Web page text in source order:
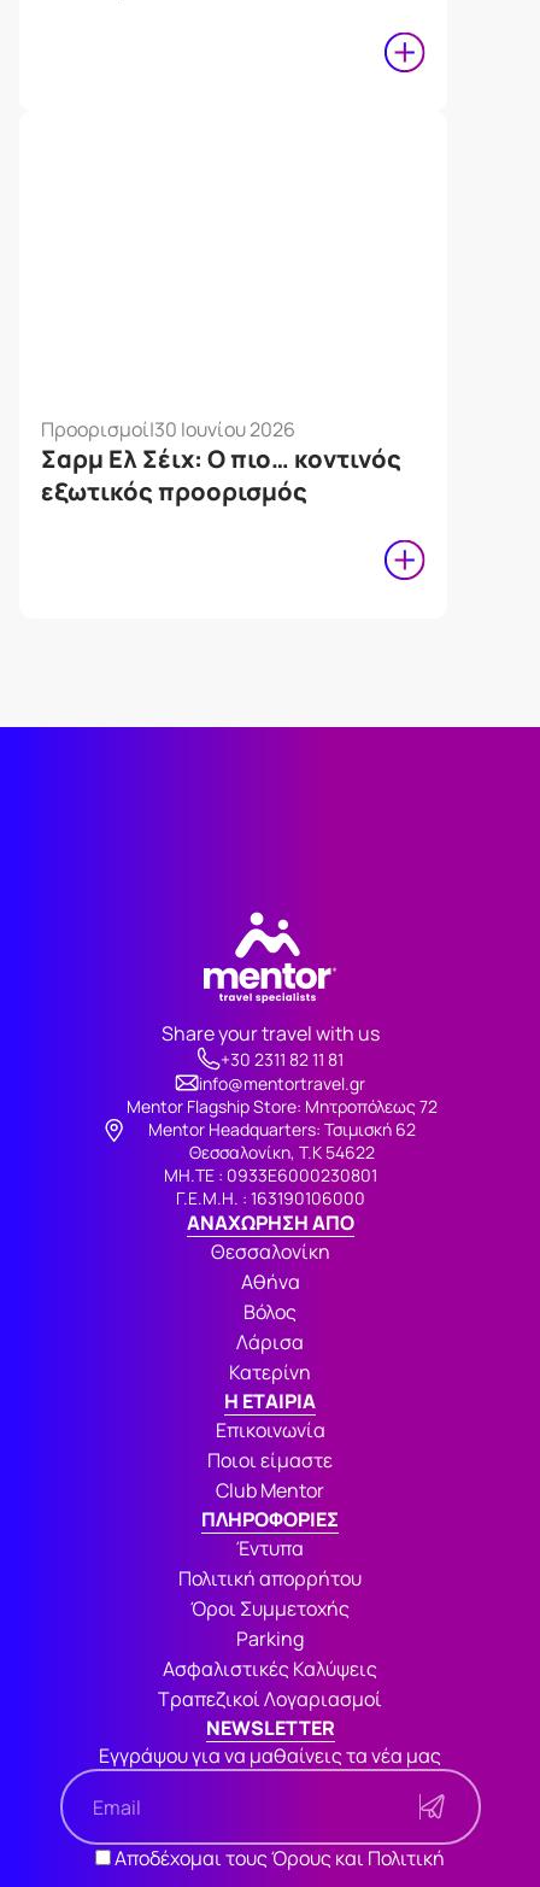
Προορισμοί|30 Ιουνίου 2026
Σαρμ Ελ Σέιχ: Ο πιο… κοντινός
εξωτικός προορισμός
Share your travel with us
+30 2311 82 11 81
info@mentortravel.gr
Mentor Flagship Store: Μητροπόλεως 72
Μentor Headquarters: Τσιμισκή 62
Θεσσαλονίκη, Τ.Κ 54622
ΜΗ.ΤΕ : 0933Ε6000230801
Γ.Ε.Μ.Η. : 163190106000
ΑΝΑΧΩΡΗΣΗ ΑΠΟ
Θεσσαλονίκη
Αθήνα
Βόλος
Λάρισα
Κατερίνη
Η ΕΤΑΙΡΙΑ
Επικοινωνία
Ποιοι είμαστε
Club Mentor
ΠΛΗΡΟΦΟΡΙΕΣ
Έντυπα
Πολιτική απορρήτου
Όροι Συμμετοχής
Parking
Ασφαλιστικές Καλύψεις
Τραπεζικοί Λογαριασμοί
NEWSLETTER
Εγγράψου για να μαθαίνεις τα νέα μας
Αποδέχομαι τους Όρους και Πολιτική